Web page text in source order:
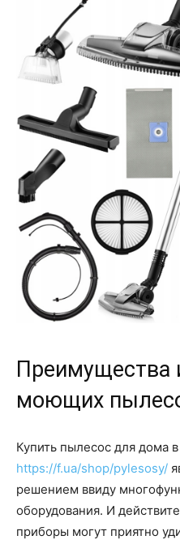
Преимущества
моющих
Купить пылесос для дома
https://f.ua/shop/pylesosy/
решением ввиду
оборудования. И
приборы могут приятно